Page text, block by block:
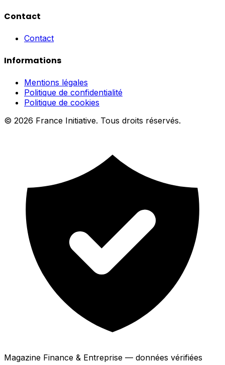
Contact
Contact
Informations
Mentions légales
Politique de confidentialité
Politique de cookies
© 2026 France Initiative. Tous droits réservés.
Magazine Finance & Entreprise — données vérifiées